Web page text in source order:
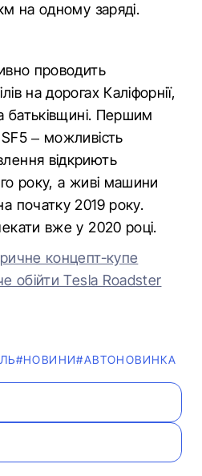
на одному заряді.
проводить
на дорогах Каліфорнії,
батьківщині. Першим
– можливість
відкриють
року, а живі машини
початку 2019 року.
вже у 2020 році.
концепт-купе
обійти Tesla Roadster
#НОВИНИ#АВТОНОВИНКА